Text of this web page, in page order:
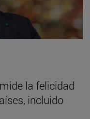
la felicidad
incluido